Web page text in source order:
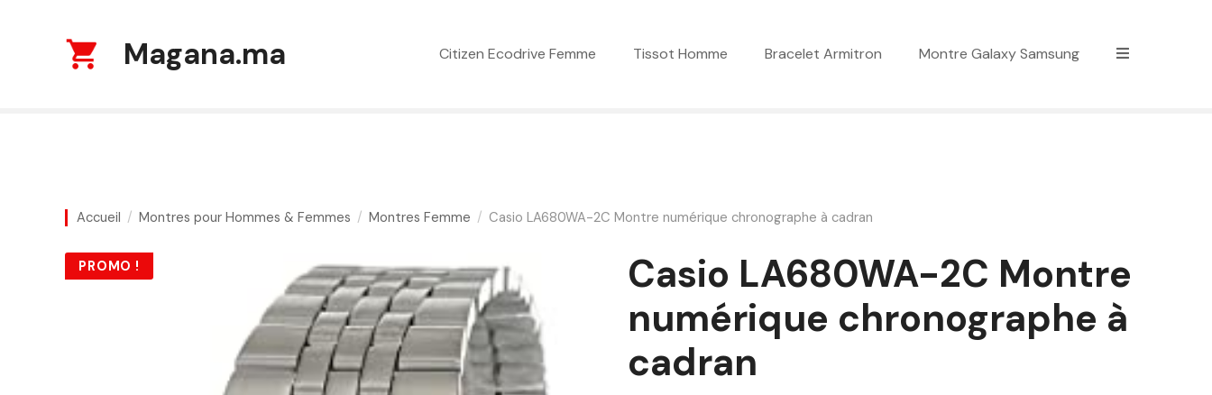
Magana.ma Citizen Ecodrive Femme Tissot Homme Bracelet Armitron Montre Galaxy Samsung
Accueil Montres pour Hommes & Femmes Montres Femme Casio LA680WA-2C Montre numérique chronographe à cadran
PROMO !
Casio LA680WA-2C Montre
numérique chronographe à
cadran